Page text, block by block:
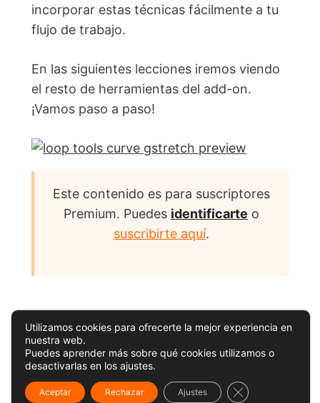
incorporar estas técnicas fácilmente a tu
flujo de trabajo.
En las siguientes lecciones iremos viendo
el resto de herramientas del add-on.
¡Vamos paso a paso!
Este contenido es para suscriptores
Premium. Puedes identificarte o
suscribirte aquí.
Utilizamos cookies para ofrecerte la mejor experiencia en
nuestra web.
Puedes aprender más sobre qué cookies utilizamos o
desactivarlas en los ajustes.
Aceptar Rechazar Ajustes CERRAR EL